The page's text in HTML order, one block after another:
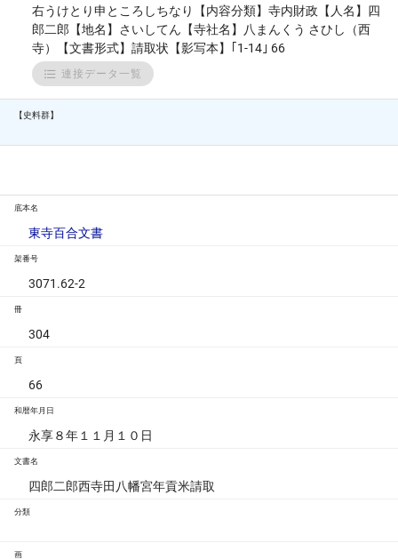
右うけとり申ところしちなり【内容分類】寺内財政【人名】四
郎二郎【地名】さいしてん【寺社名】八まんくう さひし（西
寺）【文書形式】請取状【影写本】｢1-14｣ 66
連接データ一覧
【史料群】
底本名
東寺百合文書
架番号
3071.62-2
冊
304
頁
66
和暦年月日
永享８年１１月１０日
文書名
四郎二郎西寺田八幡宮年貢米請取
分類
画